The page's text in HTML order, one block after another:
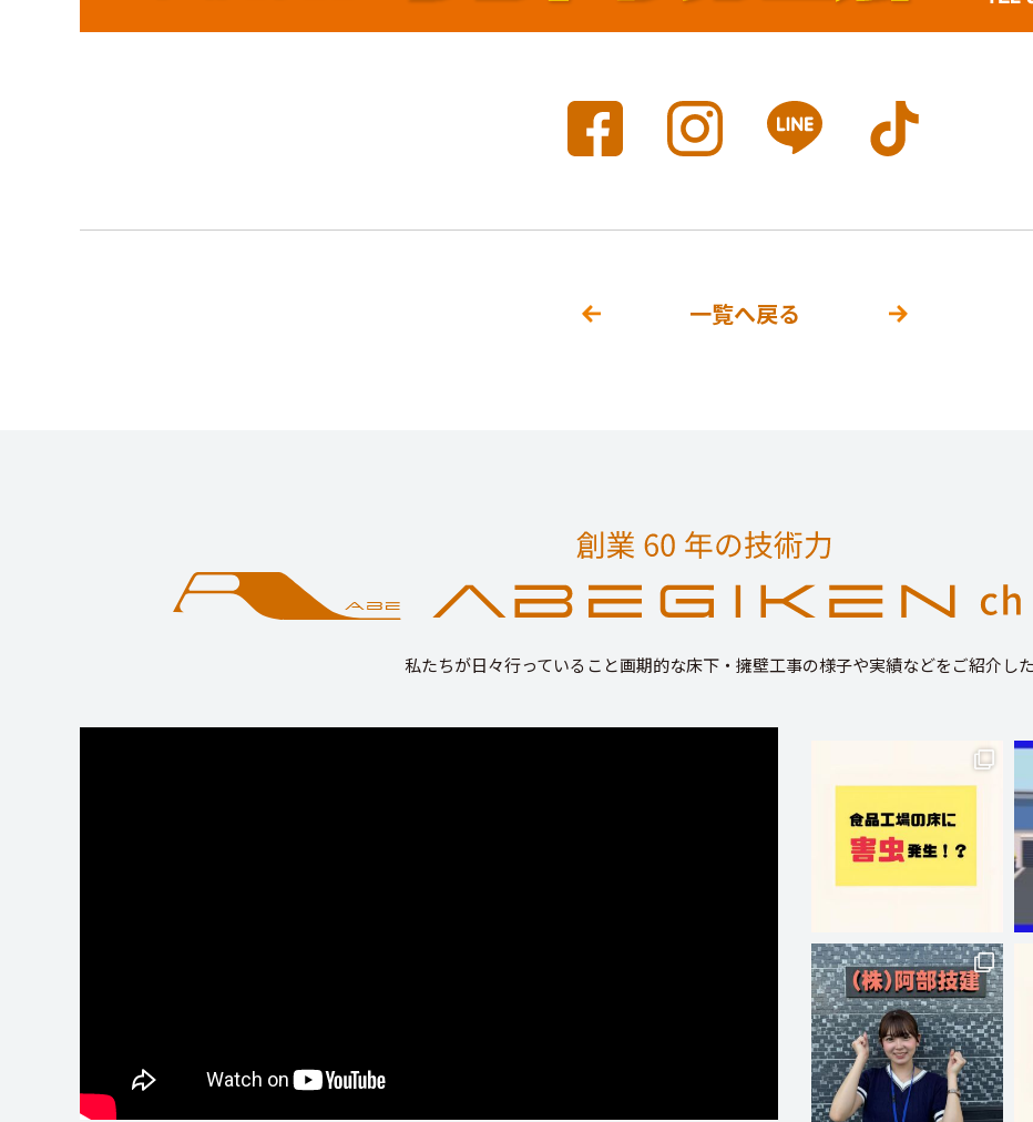
一覧へ戻る
私たちが日々行っていること画期的な床下・擁壁工事の様子や実績などをご紹介し